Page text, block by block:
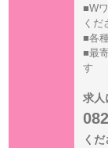
■W
くだ
■各
■最
す
求人
く